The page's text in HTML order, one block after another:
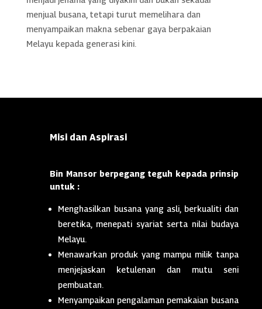
menjual busana, tetapi turut memelihara dan
menyampaikan makna sebenar gaya berpakaian
Melayu kepada generasi kini.
Misi dan Aspirasi
Bin Mansor berpegang teguh kepada prinsip
untuk :
Menghasilkan busana yang asli, berkualiti dan
beretika, menepati syariat serta nilai budaya
Melayu.
Menawarkan produk yang mampu milik tanpa
menjejaskan ketulenan dan mutu seni
pembuatan.
Menyampaikan pengalaman pemakaian busana